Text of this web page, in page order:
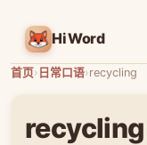
HiWord
首页› 日常口语›recycling
recycling